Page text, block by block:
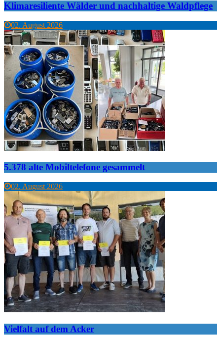
Klimaresiliente Wälder und nachhaltige Waldpflege
02. August 2026
5.378 alte Mobiltelefone gesammelt
02. August 2026
Vielfalt auf dem Acker